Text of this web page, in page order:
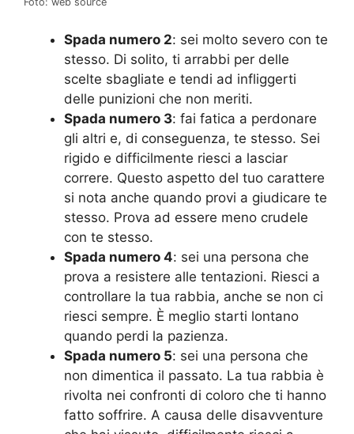
Spada numero 2: sei molto severo con te
stesso. Di solito, ti arrabbi per delle
scelte sbagliate e tendi ad infliggerti
delle punizioni che non meriti.
Spada numero 3: fai fatica a perdonare
gli altri e, di conseguenza, te stesso. Sei
rigido e difficilmente riesci a lasciar
correre. Questo aspetto del tuo carattere
si nota anche quando provi a giudicare te
stesso. Prova ad essere meno crudele
con te stesso.
Spada numero 4: sei una persona che
prova a resistere alle tentazioni. Riesci a
controllare la tua rabbia, anche se non ci
riesci sempre. È meglio starti lontano
quando perdi la pazienza.
Spada numero 5: sei una persona che
non dimentica il passato. La tua rabbia è
rivolta nei confronti di coloro che ti hanno
fatto soffrire. A causa delle disavventure